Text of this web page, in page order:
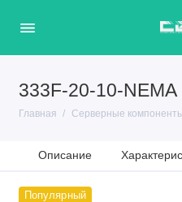
333F-20-10-
Главная Серверные
Описание
Популярный